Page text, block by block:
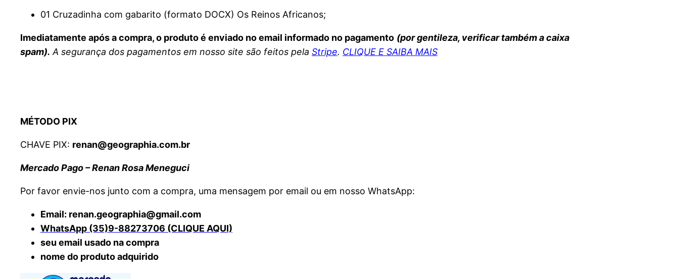
01 Cruzadinha com gabarito (formato DOCX) Os Reinos Africanos;
Imediatamente após a compra, o produto é enviado no email informado no pagamento (por gentileza, verificar também a caixa
spam). A segurança dos pagamentos em nosso site são feitos pela Stripe. CLIQUE E SAIBA MAIS
MÉTODO PIX
CHAVE PIX: renan@geographia.com.br
Mercado Pago – Renan Rosa Meneguci
Por favor envie-nos junto com a compra, uma mensagem por email ou em nosso WhatsApp:
Email: renan.geographia@gmail.com
WhatsApp (35)9-88273706 (CLIQUE AQUI)
seu email usado na compra
nome do produto adquirido